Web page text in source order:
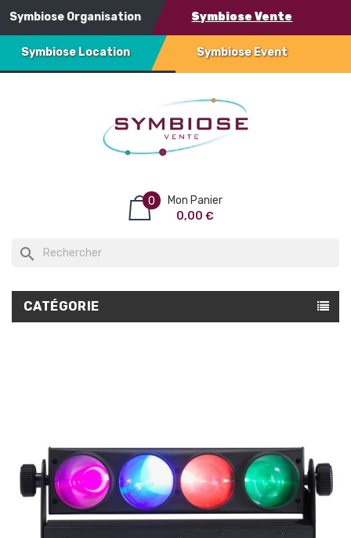
Symbiose Organisation Symbiose Vente
Symbiose Location Symbiose Event
Mon Panier
0
0,00 €
search
CATÉGORIE